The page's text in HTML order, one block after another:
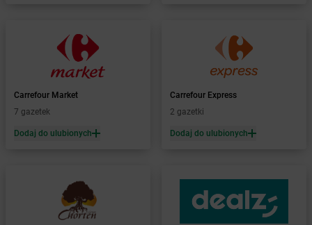
Baniocha
Baranowo
Barcin
Żabka Bardo
Żabka Barlinek
Żabka Barniewice
Baruchowo
Barwałd Średni
Barwice
Carrefour Market
7 gazetek
Dodaj do ulubionych
Carrefour Express
2 gazetki
Dodaj do ulubionych